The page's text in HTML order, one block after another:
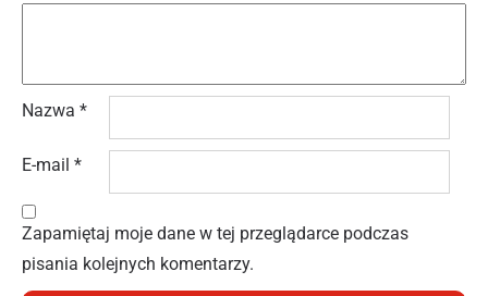
Nazwa *
E-mail *
Zapamiętaj moje dane w tej przeglądarce podczas
pisania kolejnych komentarzy.